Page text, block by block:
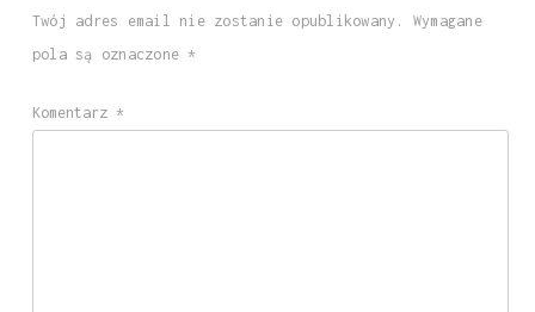
Twój adres email nie zostanie opublikowany.
Wymagane
pola są oznaczone *
Komentarz *